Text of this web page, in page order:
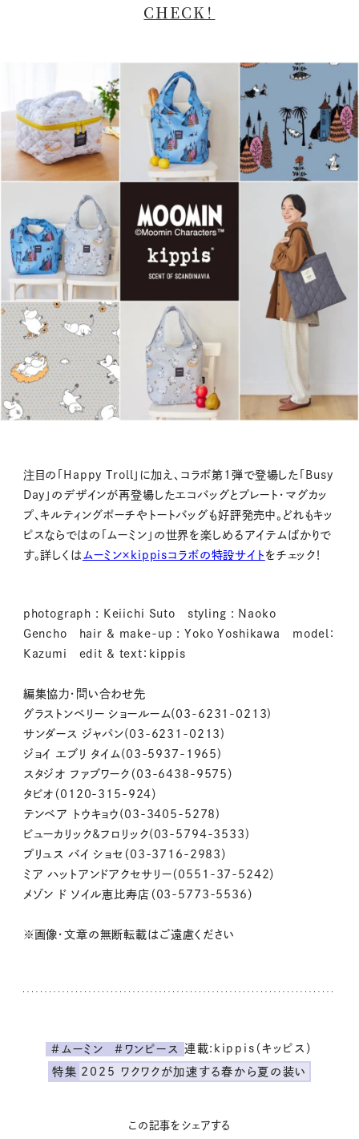
CHECK！
注目の「 Happy Troll 」に加え、コラボ第 1 弾で登場した「
Busy
Day 」のデザインが再登場したエコバッグとプレート・マグカッ
プ、キルティングポーチやトートバッグも好評発売中。どれもキッ
ピスならではの「ムーミン」の世界を楽しめるアイテムばかりで
す。詳しくは ムーミン×kippisコラボの特設サイト をチェック！
photograph : Keiichi Suto styling : Naoko
Gencho hair & make-up : Yoko Yoshikawa model：
Kazumi edit & text：kippis
編集協力・問い合わせ先
グラストンベリー ショールーム(03-6231-0213)
サンダース ジャパン(03-6231-0213)
ジョイ エブリ タイム(03-5937-1965)
スタジオ ファブワーク（03-6438-9575）
タビオ（0120-315-924）
テンベア トウキョウ(03-3405-5278)
ビューカリック&フロリック(03-5794-3533)
プリュス バイ ショセ（03-3716-2983）
ミア ハットアンドアクセサリー（0551-37-5242）
メゾン ド ソイル恵比寿店（03-5773-5536）
※画像・文章の無断転載はご遠慮ください
#ムーミン #ワンピース 連載:kippis（キッピス）
特集 2025 ワクワクが加速する春から夏の装い
この記事をシェアする